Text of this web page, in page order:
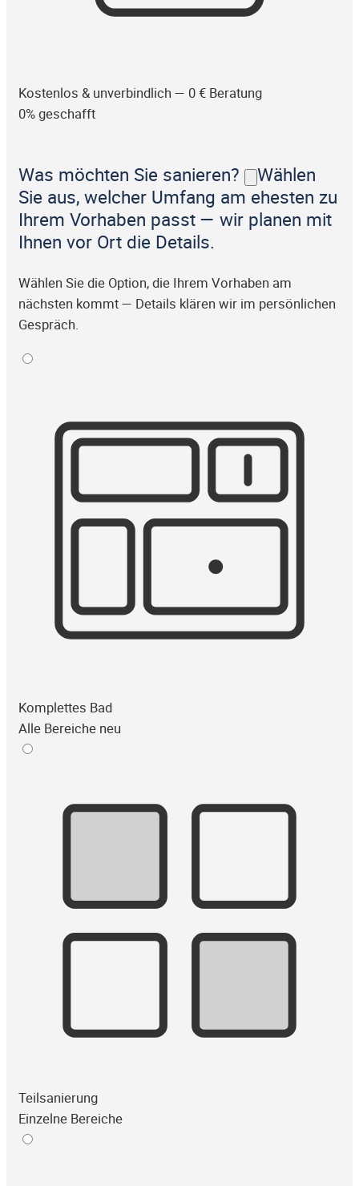
Kostenlos & unverbindlich — 0 € Beratung
0% geschafft
Was möchten Sie sanieren?
Wählen
Sie aus, welcher Umfang am ehesten zu
Ihrem Vorhaben passt — wir planen mit
Ihnen vor Ort die Details.
Wählen Sie die Option, die Ihrem Vorhaben am
nächsten kommt — Details klären wir im persönlichen
Gespräch.
Komplettes Bad
Alle Bereiche neu
Teilsanierung
Einzelne Bereiche